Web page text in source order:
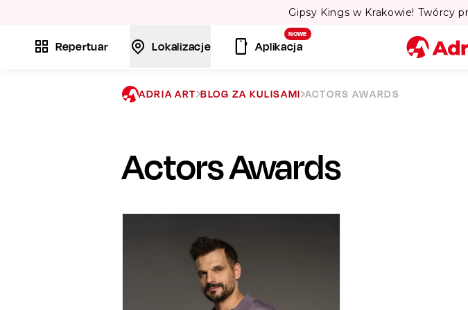
Repertuar Lokalizacje
NOWE
Aplikacja
ADRIA ART BLOG ZA KULISAMI ACTORS AWARDS
Actors Awards